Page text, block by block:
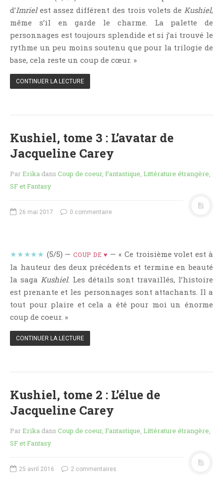
Light Novel
Littérature Belge
Littérature Classique
Littérature Contemporaine
Littérature Lesbienne
Manga
Nouvelle
Poésie
Post Apocalyptique
Rendez-Vous Livresques
Roman
Roman D'apprentissage
Sociologie
Surnaturel
Théâtre
d’Imrielest assez différent des trois volets de Kushiel,
même s’il en garde le charme. La palette de
personnages est toujours splendide et si j’ai trouvé le
rythme un peu moins soutenu que pour la trilogie de
base, cela reste un coup de cœur. »
CONTINUER LA LECTURE
Kushiel, tome 3 : L’avatar de
Jacqueline Carey
ParErika dans Coup de coeur, Fantastique, Littérature étrangère,
SF et Fantasy
26 mai 2017 0 commentaire
★★★★★ (5/5) —COUP DE ♥ — « Ce troisième volet est à
la hauteur des deux précédents et termine en beauté
la saga Kushiel. Les détails sont travaillés, l’histoire
est prenante et les personnages sont attachants. Il a
tout pour plaire et cela a été pour moi un énorme
coup de coeur. »
CONTINUER LA LECTURE
Kushiel, tome 2 : L’élue de
Jacqueline Carey
ParErika dans Coup de coeur, Fantastique, Littérature étrangère,
SF et Fantasy
25 avril 2016 2 commentaires